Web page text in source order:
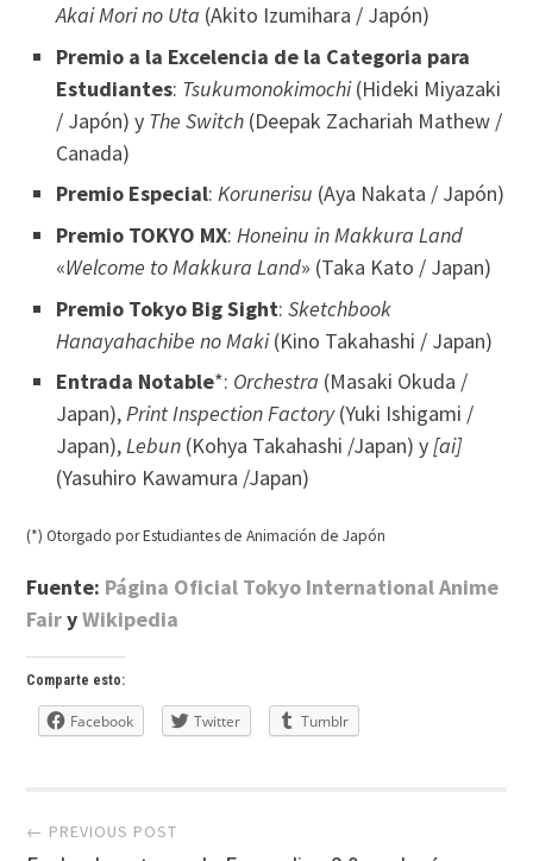
Akai Mori no Uta (Akito Izumihara / Japón)
Premio a la Excelencia de la Categoria para
Estudiantes: Tsukumonokimochi(Hideki Miyazaki
/ Japón) y The Switch (Deepak Zachariah Mathew /
Canada)
Premio Especial:Korunerisu (Aya Nakata / Japón)
Premio TOKYO MX:Honeinu in Makkura Land
«Welcome to Makkura Land» (Taka Kato / Japan)
Premio Tokyo Big Sight:Sketchbook
Hanayahachibe no Maki(Kino Takahashi / Japan)
Entrada Notable*: Orchestra (Masaki Okuda /
Japan),Print Inspection Factory(Yuki Ishigami /
Japan),Lebun (Kohya Takahashi /Japan) y[ai]
(Yasuhiro Kawamura /Japan)
(*) Otorgado por Estudiantes de Animación de Japón
Fuente: Página Oficial Tokyo International Anime
FairyWikipedia
Comparte esto:
Facebook Twitter Tumblr
Post
← PREVIOUS POST